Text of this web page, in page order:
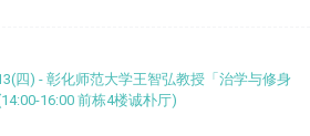
四) - 彰化师范大学王智弘教授「治学与修身
16:00 前栋4楼诚朴厅)